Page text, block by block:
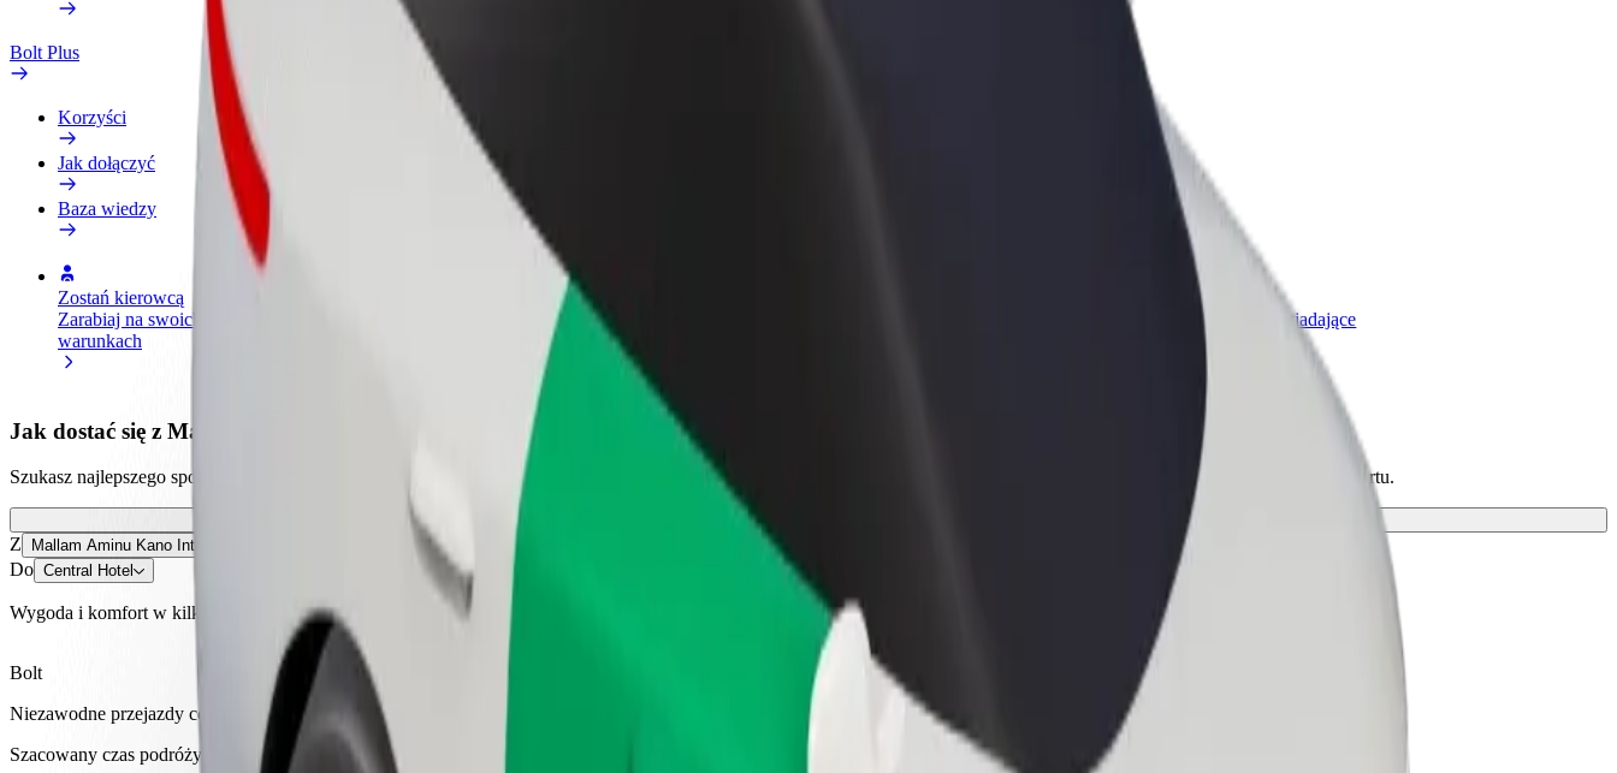
Bolt Plus
Korzyści
Jak dołączyć
Baza wiedzy
Zostań kierowcą
Zarabiaj na swoich
warunkach
Dodaj swoją restaurację lub sklep
Dotrzyj do większej liczby klientów
i zwiększ zyski
Bolt for Business
Produkty i usługi Bolt odpowiadające
potrzebom Twojej firmy
Jak dostać się z Mallam Aminu Kano International Airport do Central Hotel
Szukasz najlepszego sposobu na dotarcie z Mallam Aminu Kano International Airport do Central Hotel? Zapoznaj się z naszymi usługami i znajdź dla siebie idealny środek transportu.
Pobierz Bolt Food
Z Mallam Aminu Kano International Airport
Do Central Hotel
Wygoda i komfort w kilku kliknięciach!
Bolt
Niezawodne przejazdy codziennymi samochodami średniej wielkości.
Szacowany czas podróży